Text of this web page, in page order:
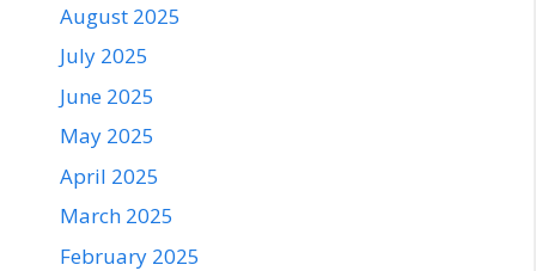
August 2025
July 2025
June 2025
May 2025
April 2025
March 2025
February 2025